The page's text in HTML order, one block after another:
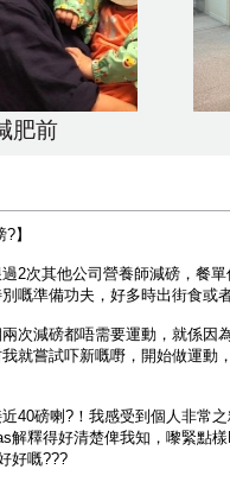
肥前
】
過2次其他公司營養師減磅，餐
嘅準備功夫，好多時出街食或
次減磅都唔需要運動，就係因
就嘗試吓新嘅嘢，開始做運動
40磅喇?！我感受到個人非常
解釋得好清楚俾我知，嚟緊點
好嘅???